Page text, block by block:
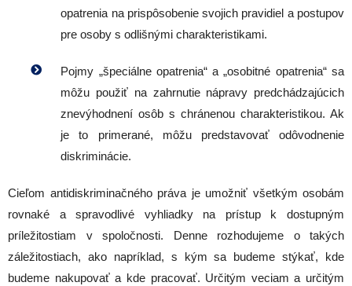
opatrenia na prispôsobenie svojich pravidiel a postupov
pre osoby s odlišnými charakteristikami.
Pojmy „špeciálne opatrenia“ a „osobitné opatrenia“ sa
môžu použiť na zahrnutie nápravy predchádzajúcich
znevýhodnení osôb s chránenou charakteristikou. Ak
je to primerané, môžu predstavovať odôvodnenie
diskriminácie.
Cieľom antidiskriminačného práva je umožniť všetkým osobám
rovnaké a spravodlivé vyhliadky na prístup k dostupným
príležitostiam v spoločnosti. Denne rozhodujeme o takých
záležitostiach, ako napríklad, s kým sa budeme stýkať, kde
budeme nakupovať a kde pracovať. Určitým veciam a určitým